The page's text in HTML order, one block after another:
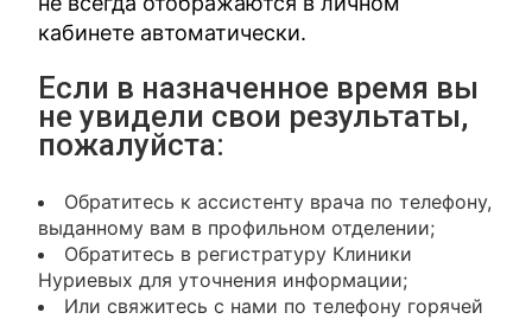
кабинете автоматически.
Если в назначенное время вы
не увидели свои результаты,
пожалуйста:
Обратитесь к ассистенту врача по телефону,
выданному вам в профильном отделении;
Обратитесь в регистратуру Клиники
Нуриевых для уточнения информации;
Или свяжитесь с нами по телефону горячей